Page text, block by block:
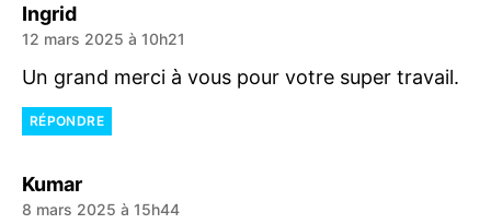
Ingriddit :
12 mars 2025 à 10h21
Un grand merci à vous pour votre super travail.
RÉPONDRE
Kumardit :
8 mars 2025 à 15h44